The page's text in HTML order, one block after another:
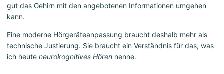
gut das Gehirn mit den angebotenen Informationen umgehen
kann.
Eine moderne Hörgeräteanpassung braucht deshalb mehr als
technische Justierung. Sie braucht ein Verständnis für das, was
ich heute neurokognitives Hören nenne.